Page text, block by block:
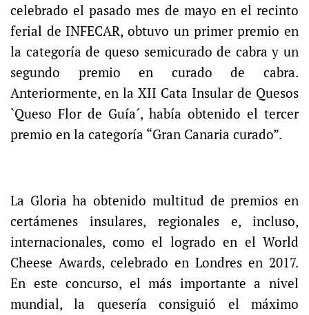
celebrado el pasado mes de mayo en el recinto
ferial de INFECAR, obtuvo un primer premio en
la categoría de queso semicurado de cabra y un
segundo premio en curado de cabra.
Anteriormente, en la XII Cata Insular de Quesos
`Queso Flor de Guía´, había obtenido el tercer
premio en la categoría “Gran Canaria curado”.
La Gloria ha obtenido multitud de premios en
certámenes insulares, regionales e, incluso,
internacionales, como el logrado en el World
Cheese Awards, celebrado en Londres en 2017.
En este concurso, el más importante a nivel
mundial, la quesería consiguió el máximo